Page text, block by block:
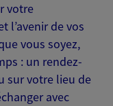
votre
l’avenir de vos
vous soyez,
: un rendez-
sur votre lieu de
avec